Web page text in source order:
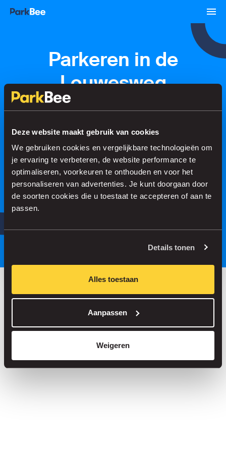
Deze website maakt gebruik van cookies
We gebruiken cookies en vergelijkbare technologieën om
je ervaring te verbeteren, de website performance te
optimaliseren, voorkeuren te onthouden en voor het
personaliseren van advertenties. Je kunt doorgaan door
de soorten cookies die u toestaat te accepteren of aan te
passen.
Details tonen
Alles toestaan
Aanpassen
Weigeren
Parkeren in de
Louwesweg
Regel je parkeerplek in no time
Parkeer slimmer, met onze app.
Bespaar tot 30% in onze parkeergarages
Straatparkeren zonder servicekosten